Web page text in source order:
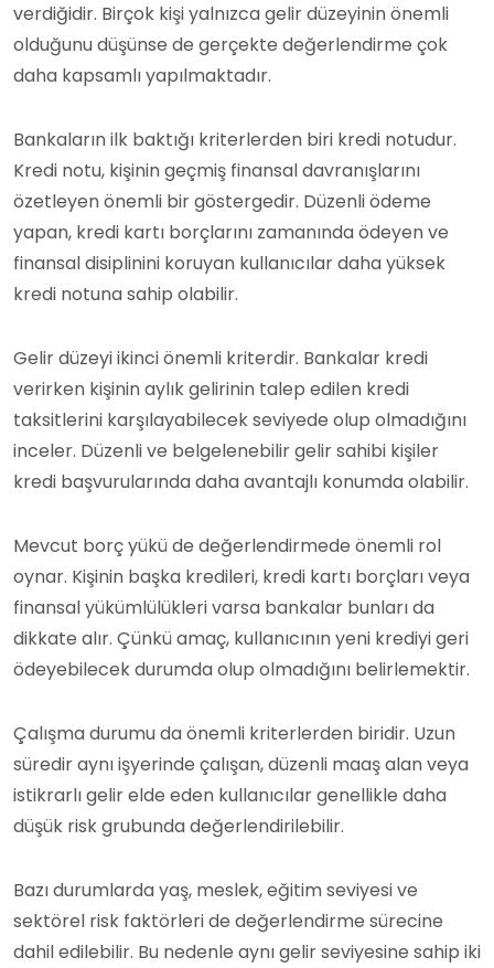
verdiğidir. Birçok kişi yalnızca gelir düzeyinin önemli
olduğunu düşünse de gerçekte değerlendirme çok
daha kapsamlı yapılmaktadır.
Bankaların ilk baktığı kriterlerden biri kredi notudur.
Kredi notu, kişinin geçmiş finansal davranışlarını
özetleyen önemli bir göstergedir. Düzenli ödeme
yapan, kredi kartı borçlarını zamanında ödeyen ve
finansal disiplinini koruyan kullanıcılar daha yüksek
kredi notuna sahip olabilir.
Gelir düzeyi ikinci önemli kriterdir. Bankalar kredi
verirken kişinin aylık gelirinin talep edilen kredi
taksitlerini karşılayabilecek seviyede olup olmadığını
inceler. Düzenli ve belgelenebilir gelir sahibi kişiler
kredi başvurularında daha avantajlı konumda olabilir.
Mevcut borç yükü de değerlendirmede önemli rol
oynar. Kişinin başka kredileri, kredi kartı borçları veya
finansal yükümlülükleri varsa bankalar bunları da
dikkate alır. Çünkü amaç, kullanıcının yeni krediyi geri
ödeyebilecek durumda olup olmadığını belirlemektir.
Çalışma durumu da önemli kriterlerden biridir. Uzun
süredir aynı işyerinde çalışan, düzenli maaş alan veya
istikrarlı gelir elde eden kullanıcılar genellikle daha
düşük risk grubunda değerlendirilebilir.
Bazı durumlarda yaş, meslek, eğitim seviyesi ve
sektörel risk faktörleri de değerlendirme sürecine
dahil edilebilir. Bu nedenle aynı gelir seviyesine sahip iki